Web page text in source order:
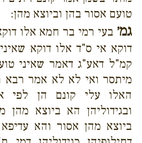
טועם אסור בהן וביוצא מהן:
גמ׳ בעי רמי בר חמא אלו
דוקא אי ס"ד אלו דוקא
קמ"ל דאע"ג דאמר שאיני
מיתסר ואי לא לא אמר רבא
האלו עלי קונם הן לפי
ובגידוליהן הא ביוצא
ביוצא מהן אסור והא